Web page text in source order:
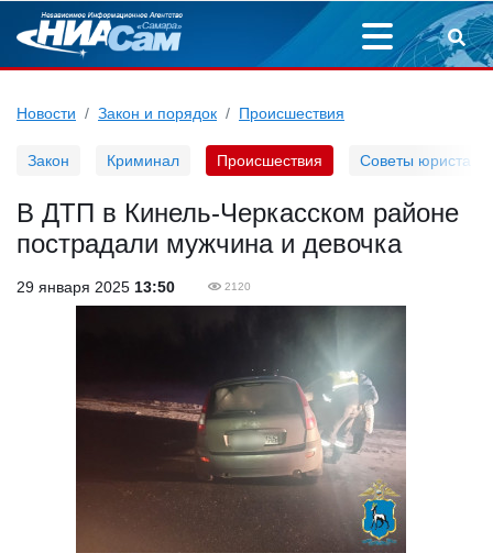
Новости Закон и порядок Происшествия
Закон Криминал Происшествия Советы юриста
В ДТП в Кинель-Черкасском районе
пострадали мужчина и девочка
29 января 2025 13:50 2120